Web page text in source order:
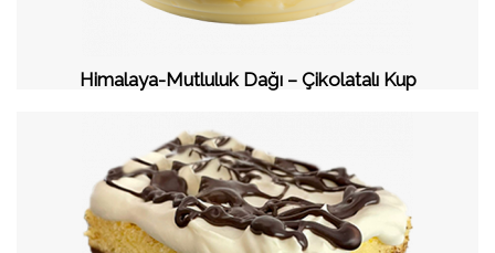
Himalaya-Mutluluk Dağı – Çikolatalı Kup